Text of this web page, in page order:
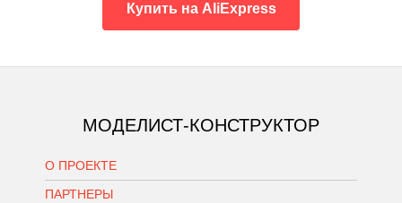
Купить на AliExpress
МОДЕЛИСТ-КОНСТРУКТОР
О ПРОЕКТЕ
ПАРТНЕРЫ